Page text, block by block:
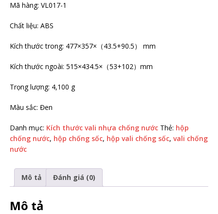
Mã hàng: VL017-1
Chất liệu: ABS
Kích thước trong: 477×357×（43.5+90.5） mm
Kích thước ngoài: 515×434.5×（53+102）mm
Trọng lượng: 4,100 g
Màu sắc: Đen
Danh mục: Kích thước vali nhựa chống nước Thẻ: hộp
chống nước, hộp chống sốc, hộp vali chống sốc, vali chống
nước
Mô tả Đánh giá (0)
Mô tả